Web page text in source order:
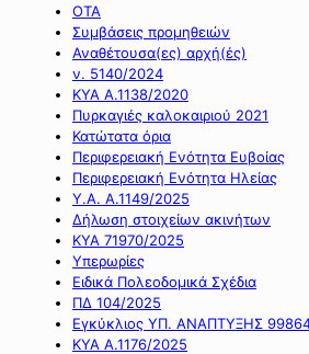
ΟΤΑ
Συμβάσεις προμηθειών
Αναθέτουσα(ες) αρχή(ές)
ν. 5140/2024
ΚΥΑ Α.1138/2020
Πυρκαγιές καλοκαιριού 2021
Κατώτατα όρια
Περιφερειακή Ενότητα Ευβοίας
Περιφερειακή Ενότητα Ηλείας
Υ.Α. Α.1149/2025
Δήλωση στοιχείων ακινήτων
ΚΥΑ 71970/2025
Υπερωρίες
Ειδικά Πολεοδομικά Σχέδια
ΠΔ 104/2025
Εγκύκλιος ΥΠ. ΑΝΑΠΤΥΞΗΣ
ΚΥΑ Α.1176/2025